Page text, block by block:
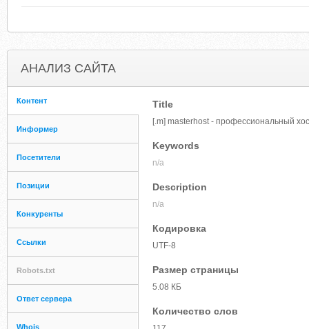
АНАЛИЗ САЙТА
Контент
Информер
Посетители
Позиции
Конкуренты
Ссылки
Robots.txt
Ответ сервера
Whois
Title
[.m] masterhost - профессиональный
Keywords
n/a
Description
n/a
Кодировка
UTF-8
Размер страницы
5.08 КБ
Количество слов